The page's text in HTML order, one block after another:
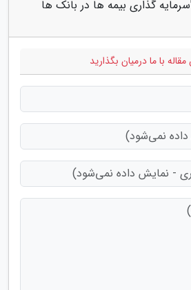
گذاری بیمه ها در بانک ها
با ما درمیان بگذارید